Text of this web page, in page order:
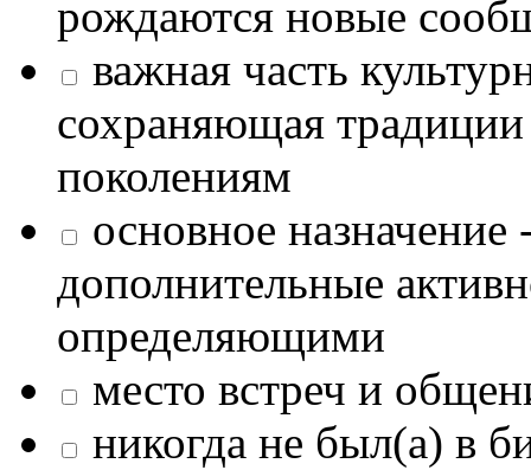
рождаются новые
важная часть
сохраняющая
поколениям
основное назначение
дополнительные
определяющими
место встреч и
никогда не был(а) в